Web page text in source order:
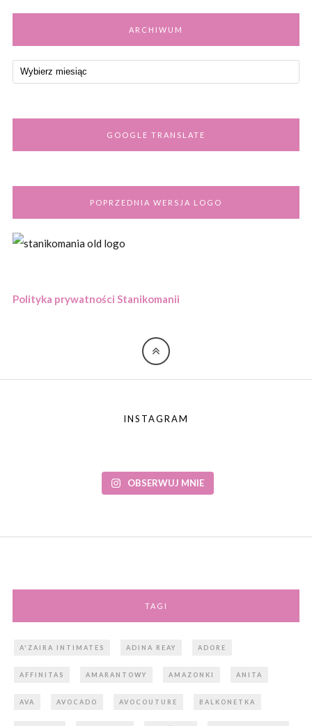
ARCHIWUM
GOOGLE TRANSLATE
POPRZEDNIA WERSJA LOGO
Polityka prywatności Stanikomanii
INSTAGRAM
OBSERWUJ MNIE
TAGI
A'ZAIRA INTIMATES ADINA REAY ADORE
AFFINITAS AMARANTOWY AMAZONKI ANITA
AVA AVOCADO AVOCOUTURE BALKONETKA